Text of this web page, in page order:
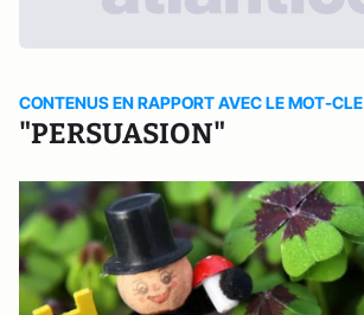
CONTENUS EN RAPPORT AVEC LE MOT-CLE
"PERSUASION"